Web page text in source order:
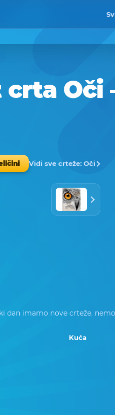
Oči
Vidi sve crteže: Oči
dan imamo nove crteže,
Kuća